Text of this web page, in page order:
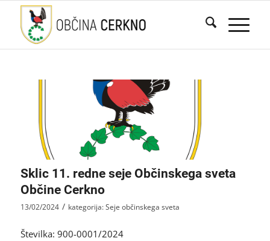
Sklic 11. redne seje Občinskega sveta
Občine Cerkno
13/02/2024 / kategorija:Seje občinskega sveta
Številka: 900-0001/2024